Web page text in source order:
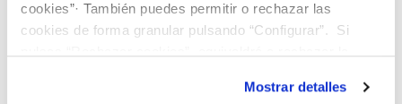
cookies”· También puedes permitir o rechazar las
cookies de forma granular pulsando “Configurar”. Si
son indispensables para que el sitio web funcione y que
Mostrar detalles
AÑADIR AL CARRITO
Añadir a la lista de comparación